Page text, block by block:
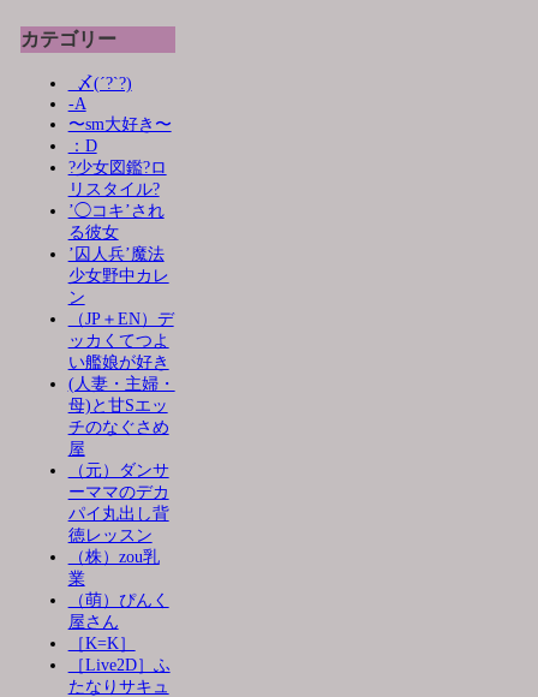
カテゴリー
_〆(´?`?)
-A
〜sm大好き〜
：D
?少女図鑑?ロ
リスタイル?
’◯コキ’され
る彼女
’囚人兵’魔法
少女野中カレ
ン
（JP＋EN）デ
ッカくてつよ
い艦娘が好き
(人妻・主婦・
母)と甘Sエッ
チのなぐさめ
屋
（元）ダンサ
ーママのデカ
パイ丸出し背
徳レッスン
（株）zou乳
業
（萌）ぴんく
屋さん
［K=K］
［Live2D］ふ
たなりサキュ